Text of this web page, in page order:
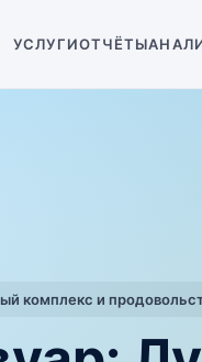
УСЛУГИОТЧЁТЫ
комплекс и